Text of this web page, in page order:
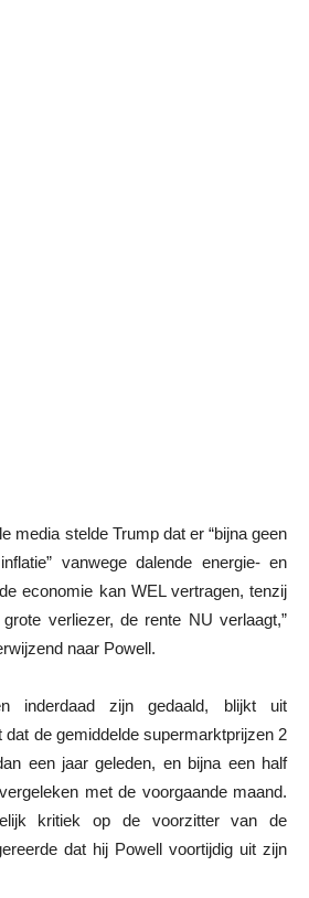
media stelde Trump dat er “bijna geen
vanwege dalende energie- en
economie kan WEL vertragen, tenzij
grote verliezer, de rente NU verlaagt,”
naar Powell.
inderdaad zijn gedaald, blijkt uit
dat de gemiddelde supermarktprijzen 2
een jaar geleden, en bijna een half
met de voorgaande maand.
kritiek op de voorzitter van de
dat hij Powell voortijdig uit zijn